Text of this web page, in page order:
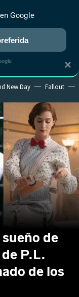
NUEVO
RANKINGS CINE
New Day Fallout
de
P.L.
de los
×
Google